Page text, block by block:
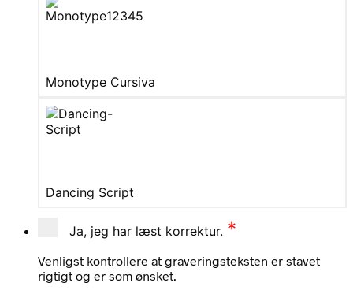
Monotype Cursiva
Dancing Script
Ja, jeg har læst korrektur. *
Venligst kontrollere at graveringsteksten er stavet
rigtigt og er som ønsket.